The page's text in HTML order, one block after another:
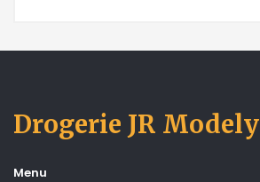
Drogerie JR Modely
Menu